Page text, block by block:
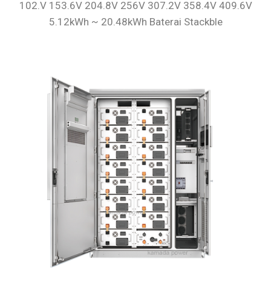
102.V 153.6V 204.8V 256V 307.2V 358.4V 409.6V
5.12kWh ~ 20.48kWh Baterai Stackble